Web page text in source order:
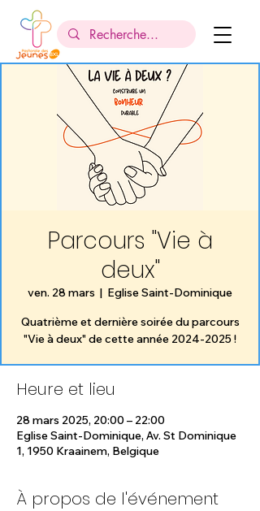
Parcours "Vie à
deux"
ven. 28 mars
  |
Eglise Saint-Dominique
Quatrième et dernière soirée du parcours
"Vie à deux" de cette année 2024-2025 !
Heure et lieu
28 mars 2025, 20:00 – 22:00
Eglise Saint-Dominique, Av. St Dominique
1, 1950 Kraainem, Belgique
À propos de l'événement